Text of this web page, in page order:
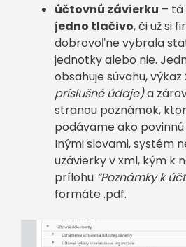
účtovnú závierku – tá
jedno tlačivo, či už si
dobrovoľne vybrala
jednotky alebo nie.
obsahuje súvahu,
príslušné údaje)a
stranou poznámok,
podávame ako
Inými slovami, systém
uzávierky v xml, kým k
prílohu “Poznámky k
formáte .pdf.